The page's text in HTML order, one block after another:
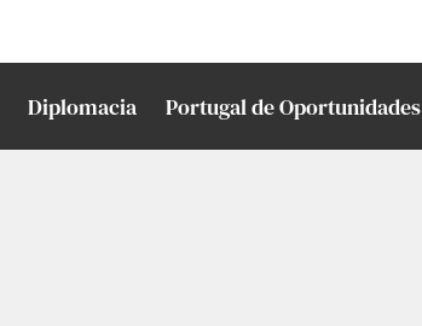
Diplomacia Portugal de Oportunidades